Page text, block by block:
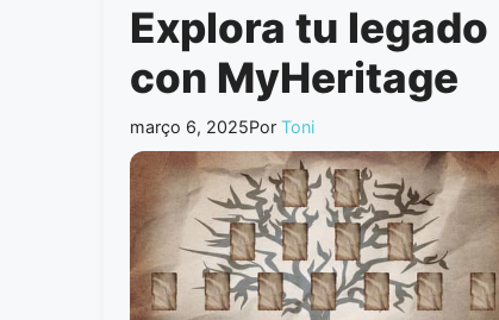
Explora tu legado
con MyHeritage
março 6, 2025Por Toni